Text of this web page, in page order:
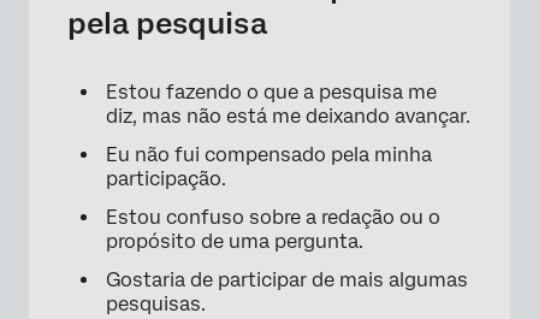
pela pesquisa
Estou fazendo o que a pesquisa me
diz, mas não está me deixando avançar.
Eu não fui compensado pela minha
participação.
Estou confuso sobre a redação ou o
propósito de uma pergunta.
Gostaria de participar de mais algumas
pesquisas.